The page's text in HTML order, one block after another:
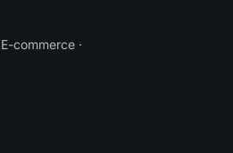
E-commerce ·